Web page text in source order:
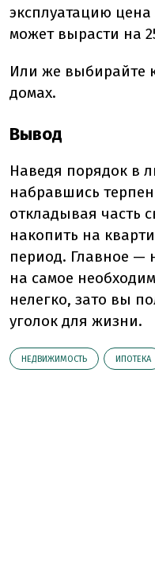
эксплуатацию
может вырасти на
Или же выбирайте
домах.
Вывод
Наведя порядок в
набравшись
откладывая часть
накопить на
период. Главное —
на самое
нелегко, зато вы
уголок для жизни.
НЕДВИЖИМОСТЬ ИПОТЕКА